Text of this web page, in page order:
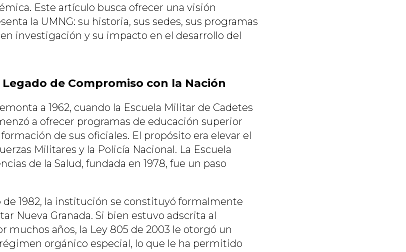
Este artículo busca ofrecer una visión
la UMNG: su historia, sus sedes, sus programas
investigación y su impacto en el desarrollo del
de Compromiso con la Nación
a 1962, cuando la Escuela Militar de Cadetes
a ofrecer programas de educación superior
de sus oficiales. El propósito era elevar el
Militares y la Policía Nacional. La Escuela
de la Salud, fundada en 1978, fue un paso
de 1982, la institución se constituyó formalmente
Nueva Granada. Si bien estuvo adscrita al
muchos años, la Ley 805 de 2003 le otorgó un
orgánico especial, lo que le ha permitido